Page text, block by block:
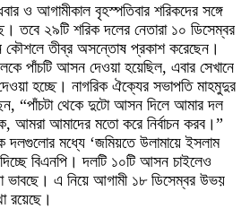
ও আগামীকাল বৃহস্পতিবার শরিকদের সঙ্গে
তবে ২৯টি শরিক দলের নেতারা ১০ ডিসেম্বর
কৌশলে তীব্র অসন্তোষ প্রকাশ করেছেন।
পাঁচটি আসন দেওয়া হয়েছিল, এবার সেখানে
হচ্ছে। নাগরিক ঐক্যের সভাপতি মাহমুদুর
“পাঁচটা থেকে দুটো আসন দিলে আমার দল
আমরা আমাদের মতো করে নির্বাচন করব।”
দলগুলোর মধ্যে ‘জমিয়তে উলামায়ে ইসলাম
বিএনপি। দলটি ১০টি আসন চাইলেও
ভাবছে। এ নিয়ে আগামী ১৮ ডিসেম্বর উভয়
রয়েছে।